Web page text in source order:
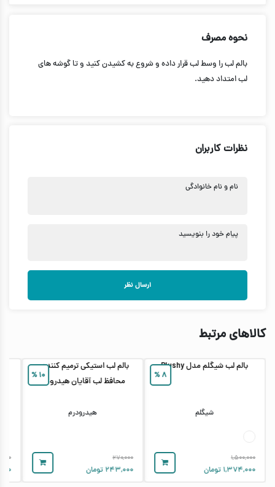
نحوه مصرف
بالم لب را وسط لب قرار داده و شروع به کشیدن کنید و تا گوشه های
لب امتداد دهید.
نظرات کاربران
نام و نام خانوادگی
پیام خود را بنویسید
ارسال نظر
کالاهای مرتبط
۸%
بالم لب شیگلم مدل Plushy
شیگلم
۱,۵۰۰,۰۰۰
۱,۳۷۴,۰۰۰ تومان
۱۰%
بالم لب استیکی ترمیم کننده و
محافظ لب آقایان هیدرودرم
هیدرودرم
۲۷۰,۰۰۰
۲۴۳,۰۰۰ تومان